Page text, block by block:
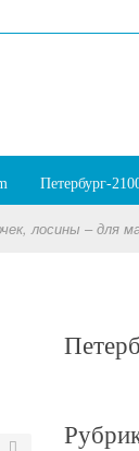
Петербург-
лосины – для